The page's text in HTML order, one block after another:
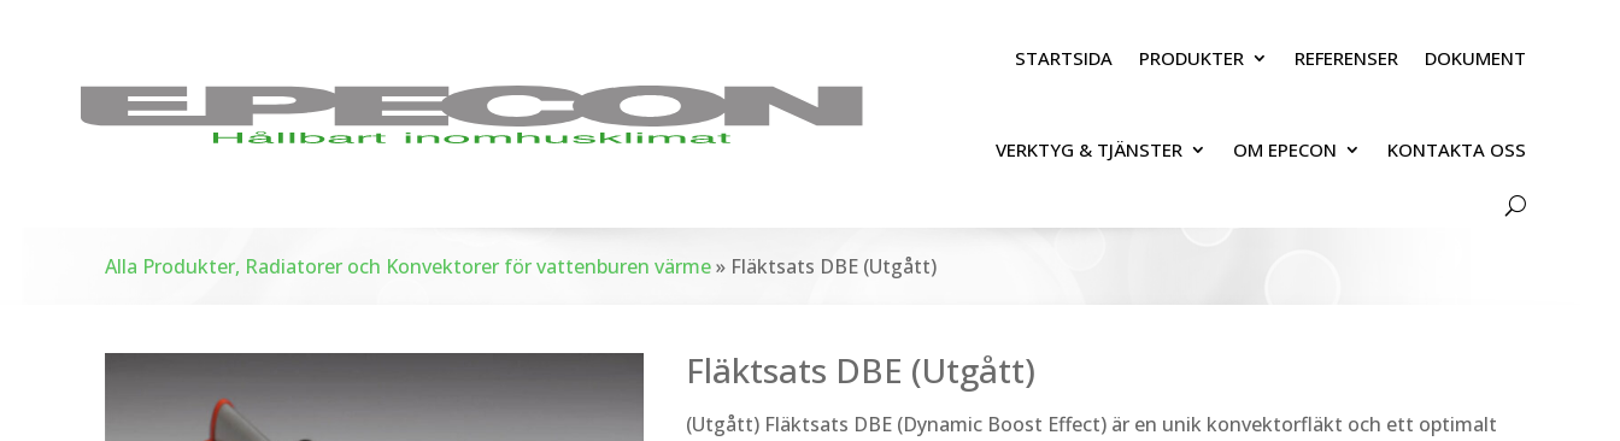
STARTSIDA PRODUKTER REFERENSER DOKUMENT
VERKTYG & TJÄNSTER OM EPECON KONTAKTA OSS
Alla Produkter, Radiatorer och Konvektorer för vattenburen värme» Fläktsats DBE (Utgått)
Fläktsats DBE (Utgått)
(Utgått) Fläktsats DBE (Dynamic Boost Effect) är en unik konvektorfläkt och ett optimalt